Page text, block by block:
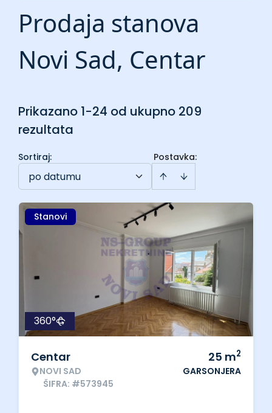
Prodaja stanova
Novi Sad, Centar
Prikazano 1-24 od ukupno 209
rezultata
Postavka:
Sortiraj:
po datumu
Stanovi
360°
Centar
NOVI SAD
ŠIFRA: #573945
25 m2
GARSONJERA